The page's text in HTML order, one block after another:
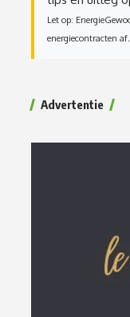
Let op:
energiecontracten af.
Advertentie